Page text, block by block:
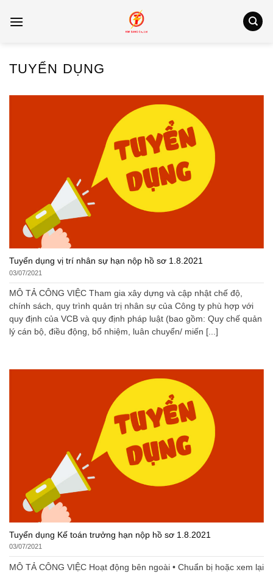
qua
TUYỂN DỤNG
Tuyển dụng vị trí nhân sự hạn nộp hồ sơ 1.8.2021
03/07/2021
MÔ TẢ CÔNG VIỆC Tham gia xây dựng và cập nhật chế độ,
chính sách, quy trình quản trị nhân sự của Công ty phù hợp với
quy định của VCB và quy định pháp luật (bao gồm: Quy chế quản
lý cán bộ, điều động, bổ nhiệm, luân chuyển/ miến [...]
Tuyển dụng Kế toán trưởng hạn nộp hồ sơ 1.8.2021
03/07/2021
MÔ TẢ CÔNG VIỆC Hoạt động bên ngoài • Chuẩn bị hoặc xem lại